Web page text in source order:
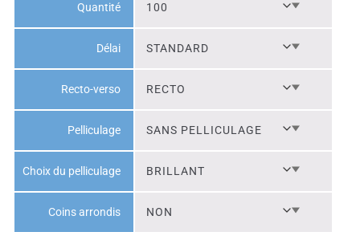
Quantité
Délai
Recto-verso
Pelliculage
Choix du pelliculage
Coins arrondis